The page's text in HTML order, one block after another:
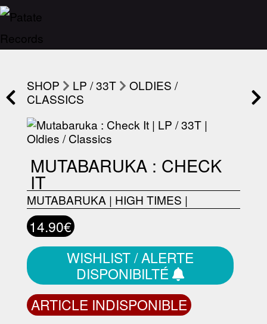
SHOP LP / 33T
OLDIES /
CLASSICS
MUTABARUKA : CHECK
IT
MUTABARUKA | HIGH TIMES |
14.90€
WISHLIST / ALERTE
DISPONIBILTÉ
ARTICLE INDISPONIBLE